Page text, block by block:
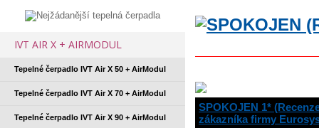
IVT AIR X + AIRMODUL
Tepelné čerpadlo IVT Air X 50 + AirModul
Tepelné čerpadlo IVT Air X 70 + AirModul
Tepelné čerpadlo IVT Air X 90 + AirModul
SPOKOJEN 1*
zákazníka firmy